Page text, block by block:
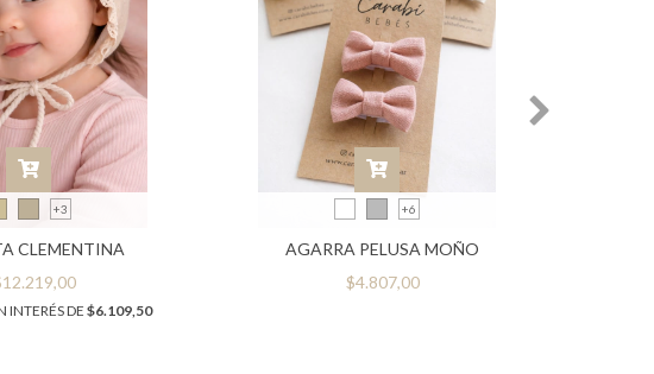
+3
CLEMENTINA
INTERÉS DE $6.109,50
+6
AGARRA PELUSA MOÑO
$4.807,00